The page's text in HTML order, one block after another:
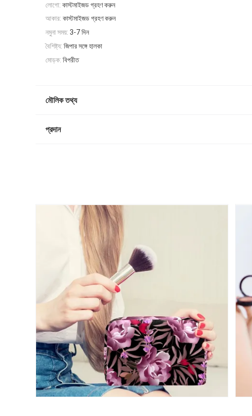
লোগো: কাস্টমাইজড গ্রহণ করুন
আকার: কাস্টমাইজড গ্রহণ করুন
নমুনা সময়: 3-7 দিন
বৈশিষ্ট্য: জিপার সঙ্গে হালকা
মোড়ক: বিপরীত
মৌলিক তথ্য
প্রদান